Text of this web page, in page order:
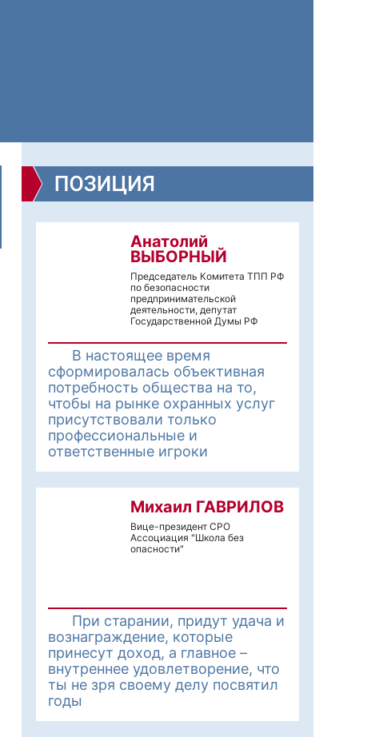
Анатолий
ВЫБОРНЫЙ
Председатель Комитета ТПП РФ
по безопасности
предпринимательской
деятельности, депутат
Государственной Думы РФ
В настоящее время
сформировалась объективная
потребность общества на то,
чтобы на рынке охранных услуг
присутствовали только
профессиональные и
ответственные игроки
Михаил ГАВРИЛОВ
Вице-президент СРО
Ассоциация "Школа без
опасности"
При старании, придут удача и
вознаграждение, которые
принесут доход, а главное –
внутреннее удовлетворение, что
ты не зря своему делу посвятил
годы